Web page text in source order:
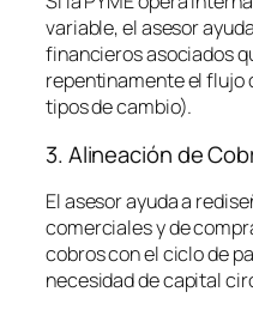
variable, el asesor
financieros asociados
repentinamente el flujo
tipos de cambio).
3. Alineación de
El asesor ayuda a
comerciales y de
cobros con el ciclo de
necesidad de capital